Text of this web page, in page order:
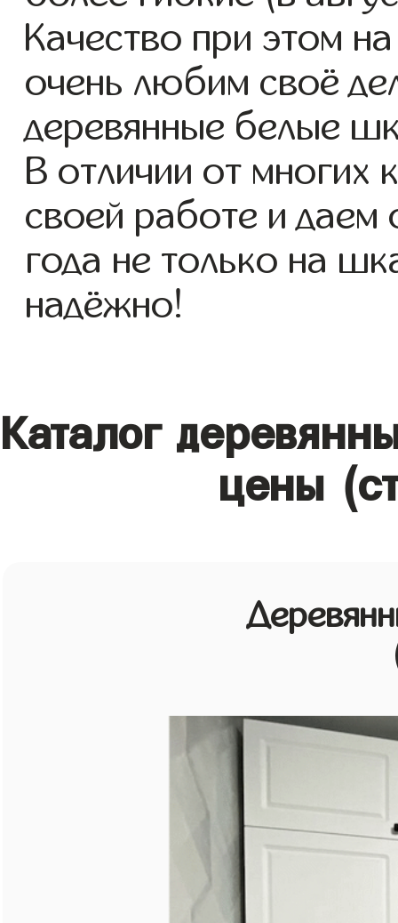
Качество при этом
очень любим своё
деревянные белые
В отличии от многих
своей работе и
года не только на
надёжно!
Каталог
цены